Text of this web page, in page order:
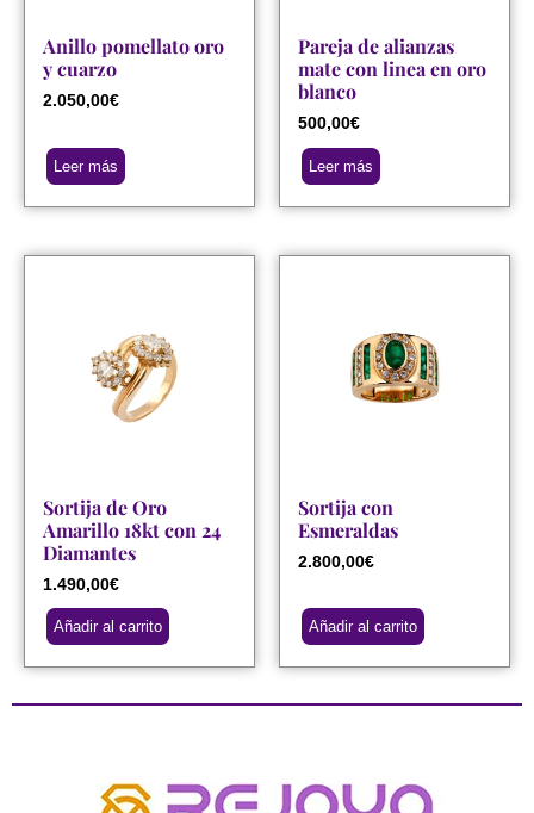
Anillo pomellato oro
y cuarzo
2.050,00€
Leer más
Pareja de alianzas
mate con linea en oro
blanco
500,00€
Leer más
Sortija de Oro
Amarillo 18kt con 24
Diamantes
1.490,00€
Añadir al carrito
Sortija con
Esmeraldas
2.800,00€
Añadir al carrito